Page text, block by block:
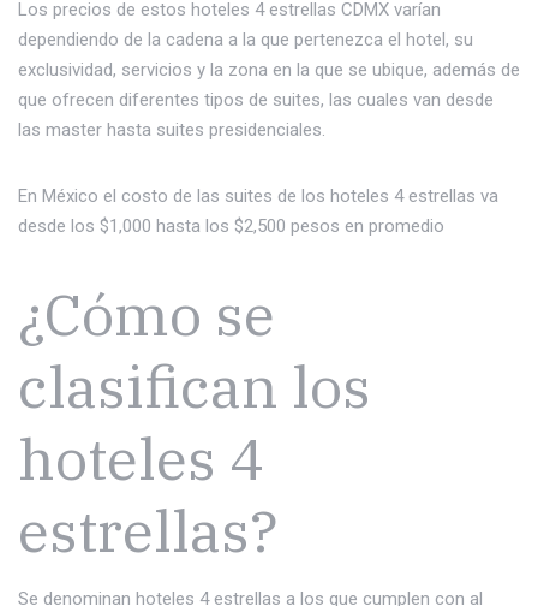
Los precios de estos hoteles 4 estrellas CDMX varían
dependiendo de la cadena a la que pertenezca el hotel, su
exclusividad, servicios y la zona en la que se ubique, además de
que ofrecen diferentes tipos de suites, las cuales van desde
las master hasta suites presidenciales.
En México el costo de las suites de los hoteles 4 estrellas va
desde los $1,000 hasta los $2,500 pesos en promedio
¿Cómo se
clasifican los
hoteles 4
estrellas?
Se denominan hoteles 4 estrellas a los que cumplen con al